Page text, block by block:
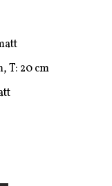
T: 20 cm